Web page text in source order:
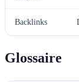
Backlinks
Glossaire